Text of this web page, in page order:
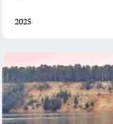
2025